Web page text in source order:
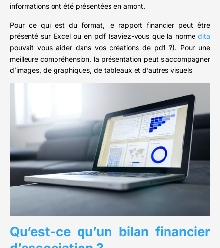
informations ont été présentées en amont.
Pour ce qui est du format, le rapport financier peut être
présenté sur Excel ou en pdf (saviez-vous que la norme dita
pouvait vous aider dans vos créations de pdf ?). Pour une
meilleure compréhension, la présentation peut s’accompagner
d’images, de graphiques, de tableaux et d’autres visuels.
Qu’est-ce qu’un bilan financier